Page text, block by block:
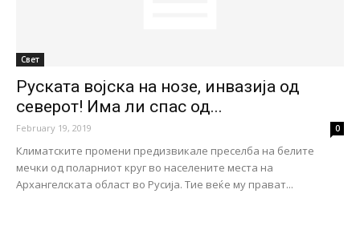
Свет
Руската војска на нозе, инвазија од
северот! Има ли спас од...
February 19, 2019 0
Климатските промени предизвикале преселба на белите
мечки од поларниот круг во населените места на
Архангелската област во Русија. Тие веќе му прават...